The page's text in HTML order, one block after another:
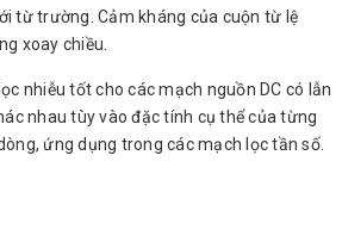
từ trường. Cảm kháng của cuộn từ lệ
xoay chiều.
nhiễu tốt cho các mạch nguồn DC có lẫn
nhau tùy vào đặc tính cụ thể của từng
ứng dụng trong các mạch lọc tần số.